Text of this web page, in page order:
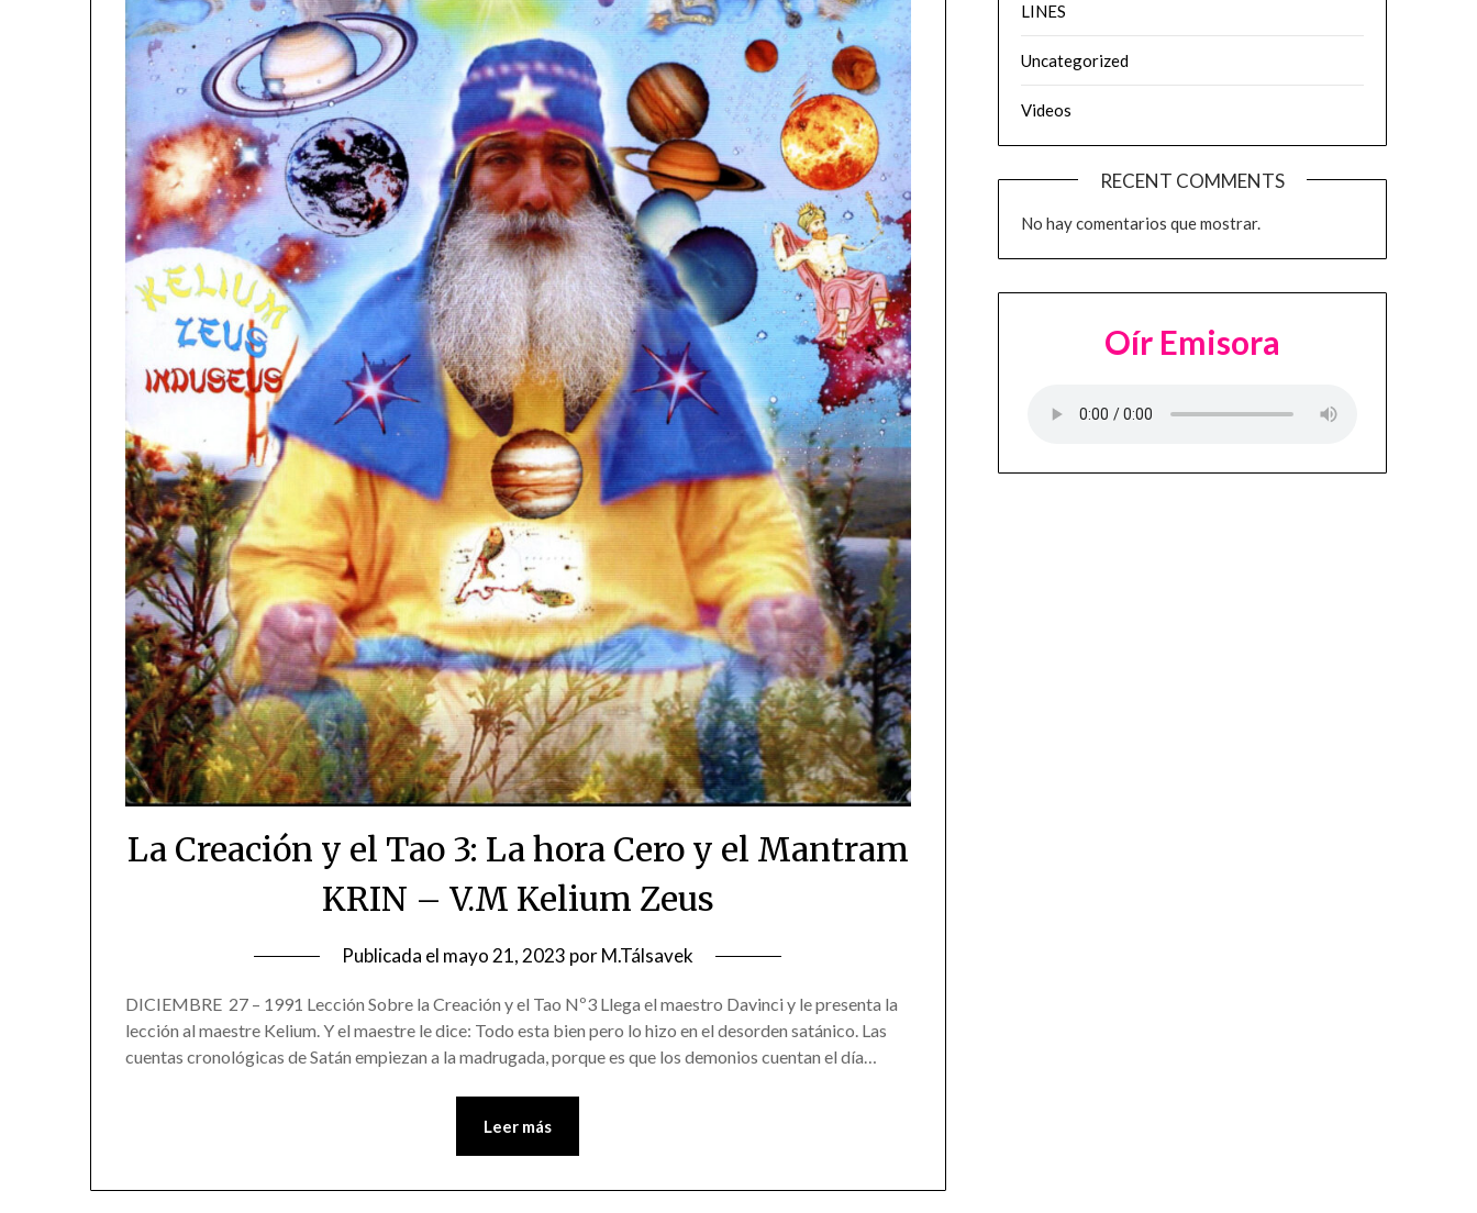
La Creación y el Tao 3: La hora Cero y el Mantram
KRIN – V.M Kelium Zeus
Publicada el mayo 21, 2023 porM.Tálsavek
DICIEMBRE 27 – 1991 Lección Sobre la Creación y el Tao Nº3 Llega el maestro Davinci y le presenta la
lección al maestre Kelium. Y el maestre le dice: Todo esta bien pero lo hizo en el desorden satánico. Las
cuentas cronológicas de Satán empiezan a la madrugada, porque es que los demonios cuentan el día…
Leer más
LINES
Uncategorized
Videos
RECENT COMMENTS
No hay comentarios que mostrar.
Oír Emisora